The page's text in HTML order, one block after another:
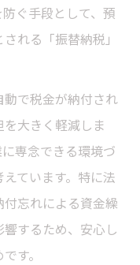
遵守サポート
リスクの違い
を正しく理解
用の注意点
替納税の安心感
りも余裕が生ま
延長のメリット
繰りにゆとりを
ぐ手段として、預
れる「振替納税」
で税金が納付され
大きく軽減しま
専念できる環境づ
ています。特に法
忘れによる資金繰
するため、安心し
す。